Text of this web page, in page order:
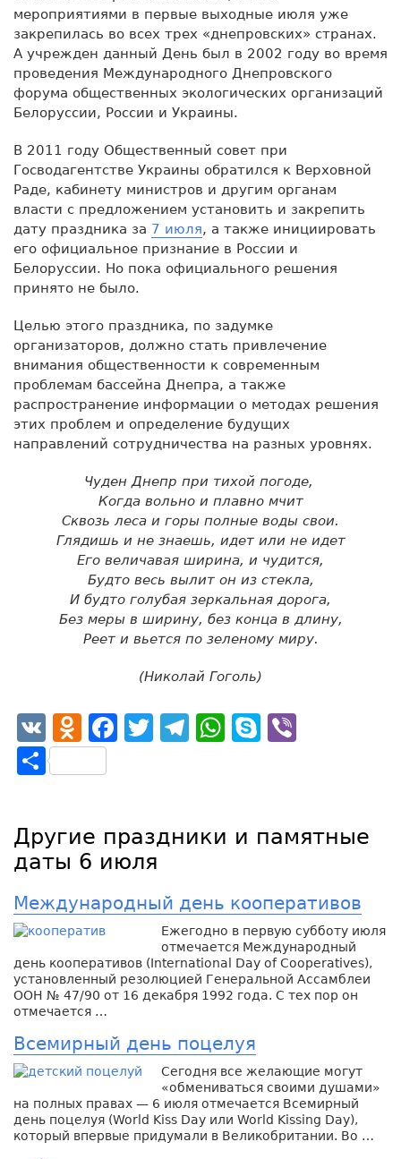
мероприятиями в первые выходные июля уже
закрепилась во всех трех «днепровских» странах.
А учрежден данный День был в 2002 году во время
проведения Международного Днепровского
форума общественных экологических организаций
Белоруссии, России и Украины.
В 2011 году Общественный совет при
Госводагентстве Украины обратился к Верховной
Раде, кабинету министров и другим органам
власти с предложением установить и закрепить
дату праздника за 7 июля, а также инициировать
его официальное признание в России и
Белоруссии. Но пока официального решения
принято не было.
Целью этого праздника, по задумке
организаторов, должно стать привлечение
внимания общественности к современным
проблемам бассейна Днепра, а также
распространение информации о методах решения
этих проблем и определение будущих
направлений сотрудничества на разных уровнях.
Чуден Днепр при тихой погоде,
Когда вольно и плавно мчит
Сквозь леса и горы полные воды свои.
Глядишь и не знаешь, идет или не идет
Его величавая ширина, и чудится,
Будто весь вылит он из стекла,
И будто голубая зеркальная дорога,
Без меры в ширину, без конца в длину,
Реет и вьется по зеленому миру.
(Николай Гоголь)
VK Odnoklassniki
Facebook
Twitter
Telegram
WhatsApp
Skype
Отправить
Другие праздники и памятные
даты 6 июля
Международный день кооперативов
Ежегодно в первую субботу июля
отмечается Международный
день кооперативов (International Day of Cooperatives),
установленный резолюцией Генеральной Ассамблеи
ООН № 47/90 от 16 декабря 1992 года. С тех пор он
отмечается …
Всемирный день поцелуя
Сегодня все желающие могут
«обмениваться своими душами»
на полных правах — 6 июля отмечается Всемирный
день поцелуя (World Kiss Day или World Kissing Day),
который впервые придумали в Великобритании. Во …